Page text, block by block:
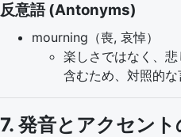
反意語 (Antonyms)
mourning（喪, 哀悼）
楽しさではなく、
含むため、対照的な
7. 発音とアクセン